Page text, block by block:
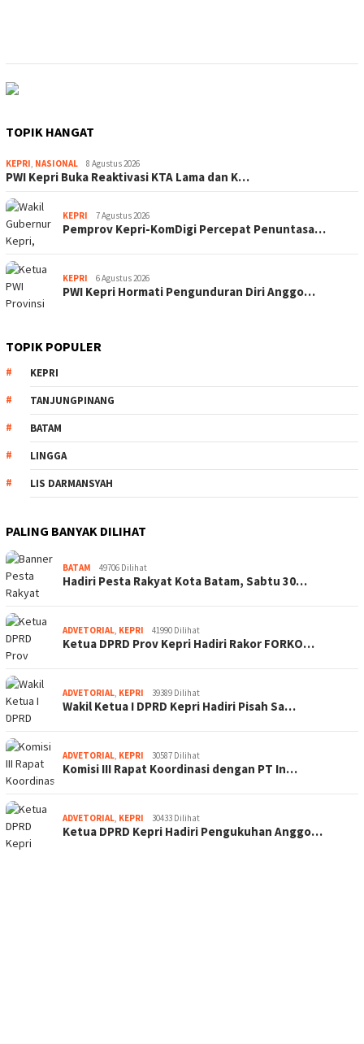
TOPIK HANGAT
KEPRI, NASIONAL 8 Agustus 2026
PWI Kepri Buka Reaktivasi KTA Lama dan K…
KEPRI 7 Agustus 2026
Pemprov Kepri-KomDigi Percepat Penuntasa…
KEPRI 6 Agustus 2026
PWI Kepri Hormati Pengunduran Diri Anggo…
TOPIK POPULER
KEPRI
TANJUNGPINANG
BATAM
LINGGA
LIS DARMANSYAH
PALING BANYAK DILIHAT
BATAM 49706 Dilihat
Hadiri Pesta Rakyat Kota Batam, Sabtu 30…
ADVETORIAL, KEPRI 41990 Dilihat
Ketua DPRD Prov Kepri Hadiri Rakor FORKO…
ADVETORIAL, KEPRI 39389 Dilihat
Wakil Ketua I DPRD Kepri Hadiri Pisah Sa…
ADVETORIAL, KEPRI 30587 Dilihat
Komisi III Rapat Koordinasi dengan PT In…
ADVETORIAL, KEPRI 30433 Dilihat
Ketua DPRD Kepri Hadiri Pengukuhan Anggo…